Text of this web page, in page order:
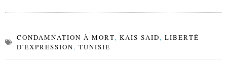
CONDAMNATION À MORT, KAIS SAID, LIBERTÉ
D'EXPRESSION, TUNISIE